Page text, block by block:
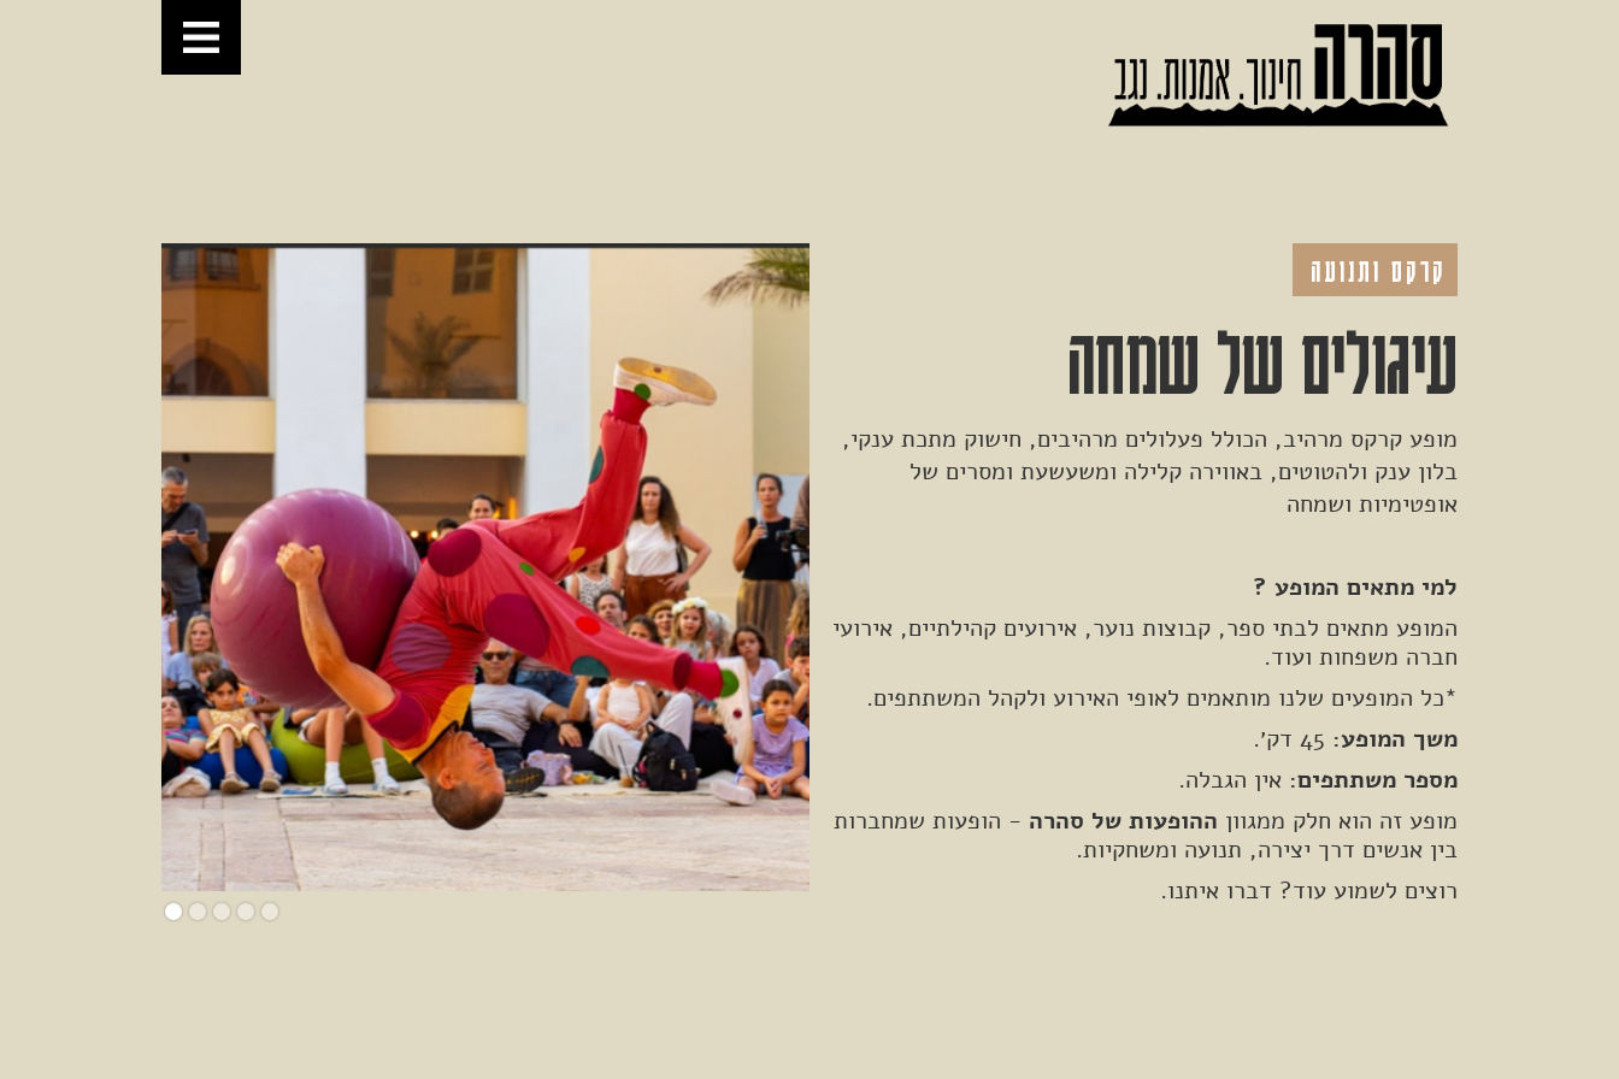
קרקס ותנועה
עיגולים של שמחה
מופע קרקס מרהיב, הכולל פעלולים מרהיבים, חישוק מתכת ענקי,
בלון ענק ולהטוטים, באווירה קלילה ומשעשעת ומסרים של
אופטימיות ושמחה
למי מתאים המופע ?
המופע מתאים לבתי ספר, קבוצות נוער, אירועים קהילתיים, אירועי
חברה משפחות ועוד.
*כל המופעים שלנו מותאמים לאופי האירוע ולקהל המשתתפים.
משך המופע:
מספר משתתפים: אין הגבלה.
מופע זה הוא חלק ממגוון ההופעות של סהרה - הופעות שמחברות
בין אנשים דרך יצירה, תנועה ומשחקיות.
רוצים לשמוע עוד? דברו איתנו.